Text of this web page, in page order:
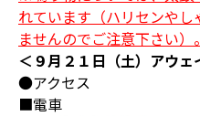
れています（ハリセンや
ませんのでご注意下さい）。
＜９月２１日（土）アウ
●アクセス
■電車